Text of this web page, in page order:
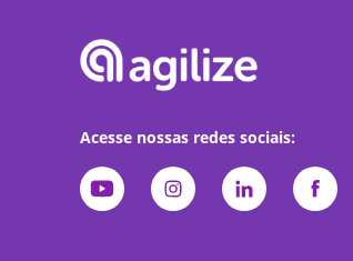
Acesse nossas redes sociais: